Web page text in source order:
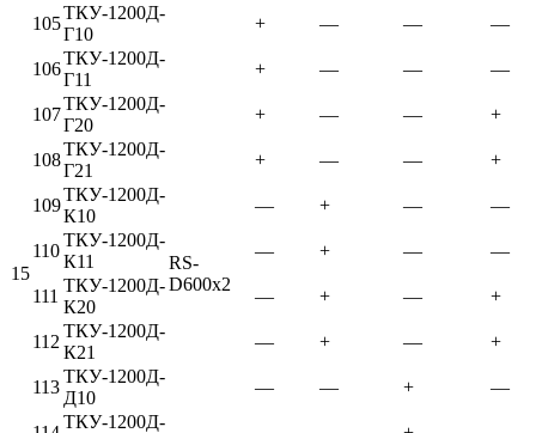
15
105
ТКУ-1200Д-
Г10
RS-
D600x2
+ — — —
106
ТКУ-1200Д-
Г11
+ — — —
107
ТКУ-1200Д-
Г20
+ — — +
108
ТКУ-1200Д-
Г21
+ — — +
109
ТКУ-1200Д-
К10
— + — —
110
ТКУ-1200Д-
К11
— + — —
111
ТКУ-1200Д-
К20
— + — +
112
ТКУ-1200Д-
К21
— + — +
113
ТКУ-1200Д-
Д10
— — + —
ТКУ-1200Д-